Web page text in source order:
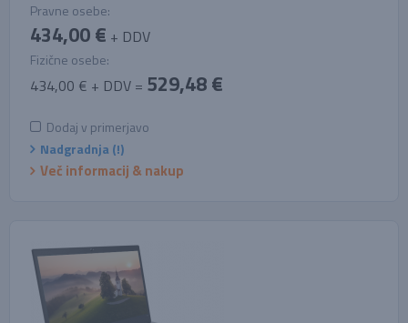
Pravne osebe:
434,00 € + DDV
Fizične osebe:
434,00 € + DDV = 529,48 €
Dodaj v primerjavo
Nadgradnja (!)
Več informacij & nakup